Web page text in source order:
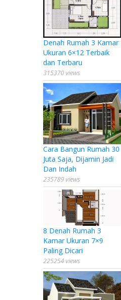
Denah Rumah 3 Kamar
Ukuran 6×12 Terbaik
dan Terbaru
315370 views
Cara Bangun Rumah 30
Juta Saja, Dijamin Jadi
Dan Indah
235789 views
8 Denah Rumah 3
Kamar Ukuran 7×9
Paling Dicari
225254 views